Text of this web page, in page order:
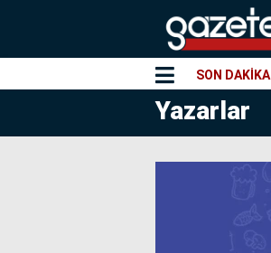
SON DAKİKA
Yazarlar